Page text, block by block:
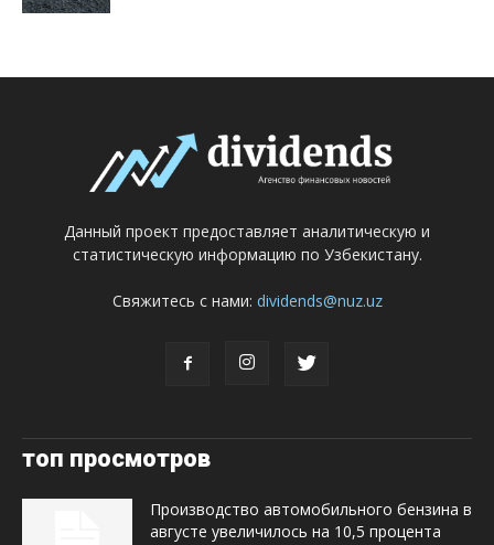
Данный проект предоставляет аналитическую и
статистическую информацию по Узбекистану.
Свяжитесь с нами: dividends@nuz.uz
топ просмотров
Производство автомобильного бензина в
августе увеличилось на 10,5 процента